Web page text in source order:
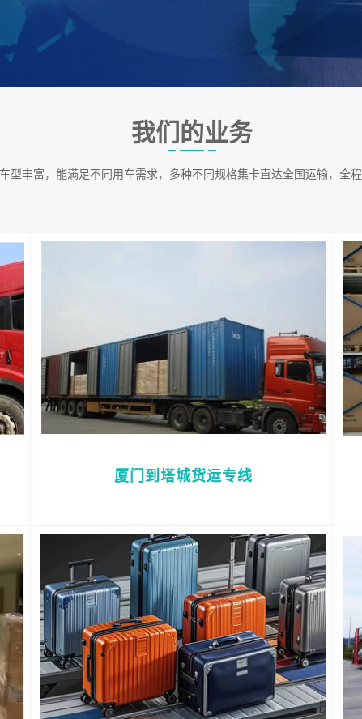
我们的业务
型丰富，能满足不同用车需求，多种不同规格集卡直达全国运输，全程
厦门到塔城货运专线